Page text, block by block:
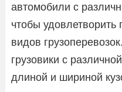
автомобили с
чтобы удовлетворить
видов
грузовики с
длиной и шириной